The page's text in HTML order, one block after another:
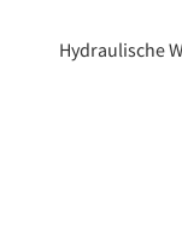
Hydraulische